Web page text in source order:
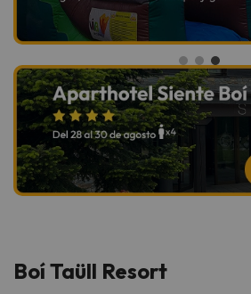
Boí Taüll Resort